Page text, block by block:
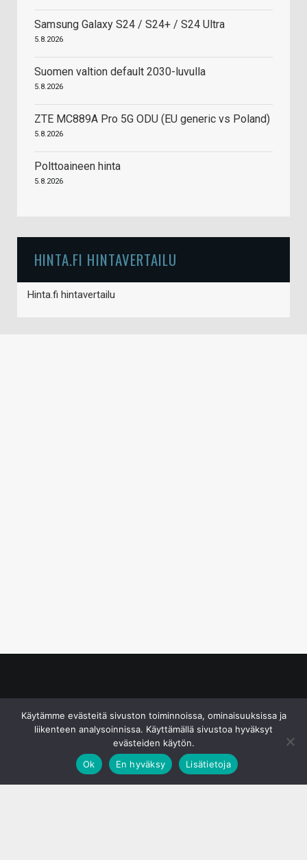
Samsung Galaxy S24 / S24+ / S24 Ultra
5.8.2026
Suomen valtion default 2030-luvulla
5.8.2026
ZTE MC889A Pro 5G ODU (EU generic vs Poland)
5.8.2026
Polttoaineen hinta
5.8.2026
HINTA.FI HINTAVERTAILU
Hinta.fi hintavertailu
Käytämme evästeitä sivuston toiminnoissa, ominaisuuksissa ja
liikenteen analysoinnissa. Käyttämällä sivustoa hyväksyt
evästeiden käytön.
Ok
En hyväksy Lisätietoja